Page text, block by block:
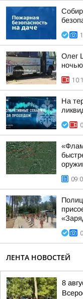
Олег
На
ЛЕНТА НОВОСТЕЙ
8